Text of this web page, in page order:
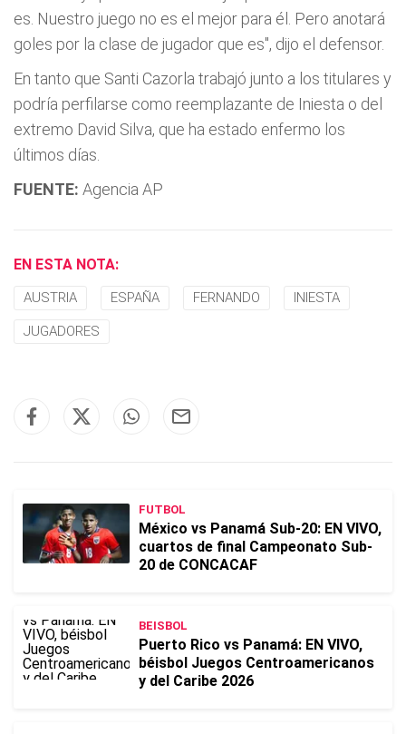
es. Nuestro juego no es el mejor para él. Pero anotará
goles por la clase de jugador que es", dijo el defensor.
En tanto que Santi Cazorla trabajó junto a los titulares y
podrí­a perfilarse como reemplazante de Iniesta o del
extremo David Silva, que ha estado enfermo los
últimos dí­as.
FUENTE: Agencia AP
EN ESTA NOTA:
AUSTRIA ESPAÑA FERNANDO INIESTA
JUGADORES
FUTBOL
México vs Panamá Sub-20: EN VIVO,
cuartos de final Campeonato Sub-
20 de CONCACAF
BEISBOL
Puerto Rico vs Panamá: EN VIVO,
béisbol Juegos Centroamericanos
y del Caribe 2026